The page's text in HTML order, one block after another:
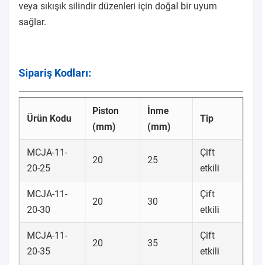
veya sıkışık silindir düzenleri için doğal bir uyum
sağlar.
Sipariş Kodları:
Ürün Kodu
Piston
(mm)
İnme
(mm)
Tip
MCJA-11-
20-25
20 25
Çift
etkili
MCJA-11-
20-30
20 30
Çift
etkili
MCJA-11-
20-35
20 35
Çift
etkili